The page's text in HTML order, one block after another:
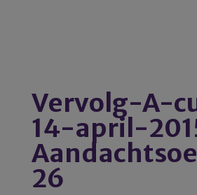
Vervolg-A-
14-april-
26